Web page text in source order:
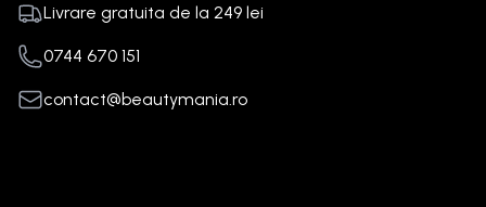
Livrare gratuita de la 249 lei
0744 670 151
contact@beautymania.ro